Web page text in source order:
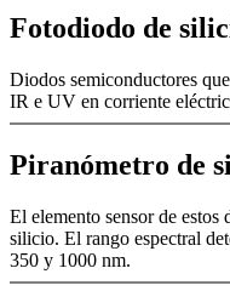
Fotodiodo de
Diodos semiconductores
IR e UV en corriente
Piranómetro de
El elemento sensor de
silicio. El rango espectral
350 y 1000 nm.